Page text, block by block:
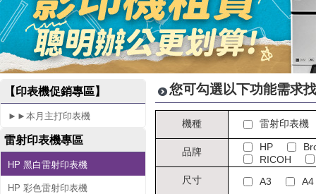
機
【印表機促銷專區】
►►本月主打印表機
雷射印表機專區
HP 黑白雷射印表機
HP 彩色雷射印表機
您可勾選以下功能需求
機種 雷射印表機
品牌 HP
RICOH
尺寸
A3 A4